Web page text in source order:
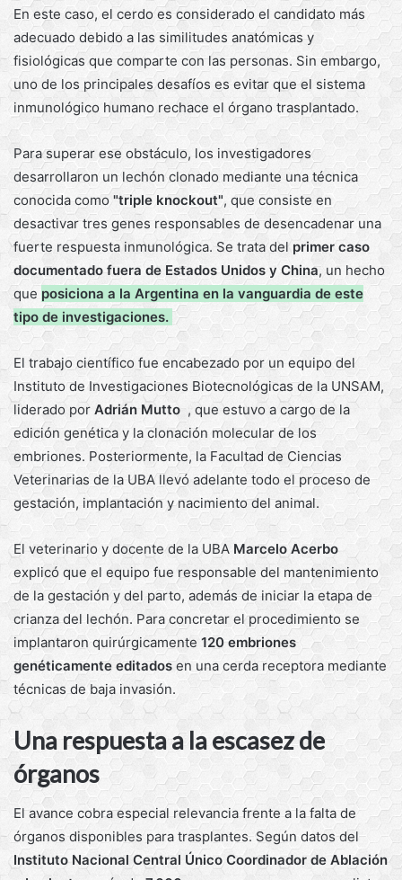
En este caso, el cerdo es considerado el candidato más
adecuado debido a las similitudes anatómicas y
fisiológicas que comparte con las personas. Sin embargo,
uno de los principales desafíos es evitar que el sistema
inmunológico humano rechace el órgano trasplantado.
Para superar ese obstáculo, los investigadores
desarrollaron un lechón clonado mediante una técnica
conocida como"triple knockout", que consiste en
desactivar tres genes responsables de desencadenar una
fuerte respuesta inmunológica. Se trata del primer caso
documentado fuera de Estados Unidos y China, un hecho
que posiciona a la Argentina en la vanguardia de este
tipo de investigaciones.
El trabajo científico fue encabezado por un equipo del
Instituto de Investigaciones Biotecnológicas de la UNSAM,
liderado por Adrián Mutto , que estuvo a cargo de la
edición genética y la clonación molecular de los
embriones. Posteriormente, la Facultad de Ciencias
Veterinarias de la UBA llevó adelante todo el proceso de
gestación, implantación y nacimiento del animal.
El veterinario y docente de la UBA Marcelo Acerbo
explicó que el equipo fue responsable del mantenimiento
de la gestación y del parto, además de iniciar la etapa de
crianza del lechón. Para concretar el procedimiento se
implantaron quirúrgicamente 120 embriones
genéticamente editadosen una cerda receptora mediante
técnicas de baja invasión.
Una respuesta a la escasez de
órganos
El avance cobra especial relevancia frente a la falta de
órganos disponibles para trasplantes. Según datos del
Instituto Nacional Central Único Coordinador de Ablación